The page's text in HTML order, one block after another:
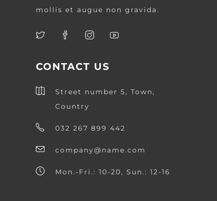
mollis et augue non gravida.
CONTACT US
Street number 5, Town,
Country
032 267 899 442
company@name.com
Mon.-Fri.: 10-20, Sun.: 12-16